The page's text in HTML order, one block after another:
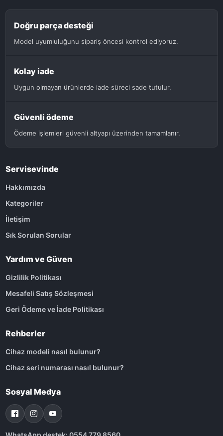
Doğru parça desteği
Model uyumluluğunu sipariş öncesi kontrol ediyoruz.
Kolay iade
Uygun olmayan ürünlerde iade süreci sade tutulur.
Güvenli ödeme
Ödeme işlemleri güvenli altyapı üzerinden tamamlanır.
Servisevinde
Hakkımızda
Kategoriler
İletişim
Sık Sorulan Sorular
Yardım ve Güven
Gizlilik Politikası
Mesafeli Satış Sözleşmesi
Geri Ödeme ve İade Politikası
Rehberler
Cihaz modeli nasıl bulunur?
Cihaz seri numarası nasıl bulunur?
Sosyal Medya